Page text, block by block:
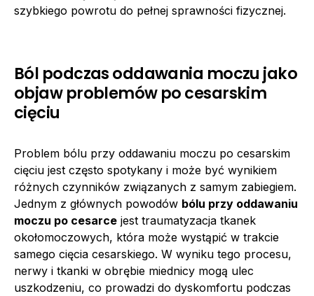
szybkiego powrotu do pełnej sprawności fizycznej.
Ból podczas oddawania moczu jako
objaw problemów po cesarskim
cięciu
Problem bólu przy oddawaniu moczu po cesarskim
cięciu jest często spotykany i może być wynikiem
różnych czynników związanych z samym zabiegiem.
Jednym z głównych powodów bólu przy oddawaniu
moczu po cesarce jest traumatyzacja tkanek
okołomoczowych, która może wystąpić w trakcie
samego cięcia cesarskiego. W wyniku tego procesu,
nerwy i tkanki w obrębie miednicy mogą ulec
uszkodzeniu, co prowadzi do dyskomfortu podczas